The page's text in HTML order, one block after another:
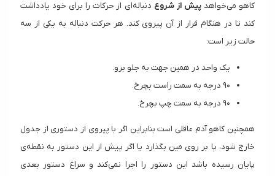
کاهو می‌خواهدپیش از شروع دنباله‌ای از حرکات را برای خود یادداشت
کند تا در هنگام فرار از آن پیروی کند. هر حرکت دنباله به یکی از سه
حالت زیر است:
یک واحد در همین جهت به جلو برو.
۹۰ درجه به سمت راست بچرخ.
۹۰ درجه به سمت چپ بچرخ.
همچنین کاهو آدم عاقلی است بنابراین اگر با پیروی از دستوری از جدول
خارج شود، پا بر روی مین بگذارد یا اگر پیش از این دستور به نقطه‌ی
پایان رسیده باشد این دستور را اجرا نمی‌کند و سراغ دستور بعدی